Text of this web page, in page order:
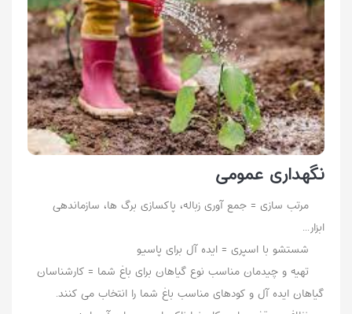
نگهداری عمومی
مرتب سازی = جمع آوری زباله، پاکسازی برگ ها، سازماندهی
ابزار...
شستشو با اسپری = ایده آل برای پاسیو
تهیه و چیدمان مناسب نوع گیاهان برای باغ شما = کارشناسان
گیاهان ایده آل و کودهای مناسب باغ شما را انتخاب می کنند.